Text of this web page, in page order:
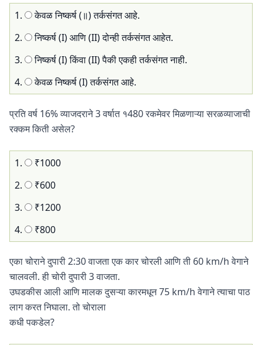
1.
केवळ निष्कर्ष (॥) तर्कसंगत आहे.
2.
निष्कर्ष (I) आणि (II) दोन्ही तर्कसंगत आहेत.
3.
निष्कर्ष (I) किंवा (II) पैकी एकही तर्कसंगत नाही.
4.
केवळ निष्कर्ष (I) तर्कसंगत आहे.
प्रति वर्ष 16% व्याजदराने 3 वर्षात १480 रकमेवर मिळणाऱ्या सरळव्याजाची
रक्‍कम किती असेल?
1.
₹1000
2.
₹600
3.
₹1200
4.
₹800
एका चोराने दुपारी 2:30 वाजता एक कार चोरली आणि ती 60 km/h वेगाने
चालवली. ही चोरी दुपारी 3 वाजता.
उघडकीस आली आणि मालक दुसऱ्या कारमधून 75 km/h वेगाने त्याचा पाठ
लाग करत निघाला. तो चोराला
कधी पकडेल?